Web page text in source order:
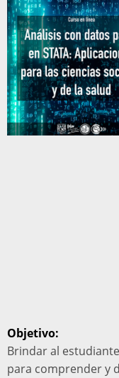
Objetivo:
Brindar al
para comprender y